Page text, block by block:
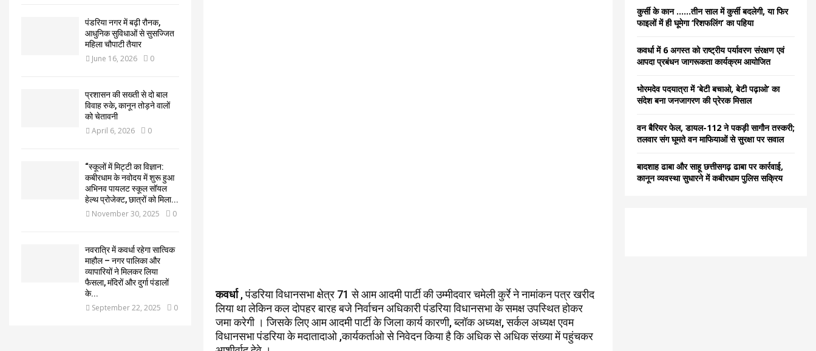
कवर्धा, पंडरिया विधानसभा क्षेत्र 71 से आम आदमी पार्टी की उम्मीदवार चमेली कुर्रे ने नामांकन पत्र खरीद
लिया था लेकिन कल दोपहर बारह बजे निर्वाचन अधिकारी पंडरिया विधानसभा के समक्ष उपस्थित होकर
जमा करेगी । जिसके लिए आम आदमी पार्टी के जिला कार्य कारणी, ब्लॉक अध्यक्ष, सर्कल अध्यक्ष एवम
विधानसभा पंडरिया के मदातादाओ ,कार्यकर्ताओ से निवेदन किया है कि अधिक से अधिक संख्या में पहुंचकर
पंडरिया नगर में बढ़ी रौनक,
आधुनिक सुविधाओं से सुसज्जित
महिला चौपाटी तैयार
June 16, 2026 0
प्रशासन की सख्ती से दो बाल
विवाह रुके, कानून तोड़ने वालों
को चेतावनी
April 6, 2026 0
“स्कूलों में मिट्टी का विज्ञान:
कबीरधाम के नवोदय में शुरू हुआ
अभिनव पायलट स्कूल सॉयल
हेल्थ प्रोजेक्ट, छात्रों को मिला...
November 30, 2025 0
नवरात्रि में कवर्धा रहेगा सात्विक
माहौल – नगर पालिका और
व्यापारियों ने मिलकर लिया
फैसला, मंदिरों और दुर्गा पंडालों
के...
September 22, 2025 0
o
r
C
कुर्सी के कान ……तीन साल में कुर्सी बदलेगी, या फिर
फाइलों में ही घूमेगा ‘रिशफलिंग’ का पहिया
कवर्धा में 6 अगस्त को राष्ट्रीय पर्यावरण संरक्षण एवं
आपदा प्रबंधन जागरूकता कार्यक्रम आयोजित
भोरमदेव पदयात्रा में ‘बेटी बचाओ, बेटी पढ़ाओ’ का
संदेश बना जनजागरण की प्रेरक मिसाल
वन बैरियर फेल, डायल-112 ने पकड़ी सागौन तस्करी;
तलवार संग घूमते वन माफियाओं से सुरक्षा पर सवाल
बादशाह ढाबा और साहू छत्तीसगढ़ ढाबा पर कार्रवाई,
कानून व्यवस्था सुधारने में कबीरधाम पुलिस सक्रिय